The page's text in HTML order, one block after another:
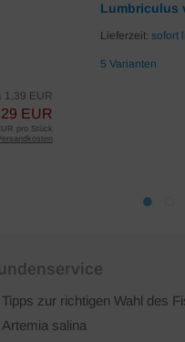
1,39 EUR
EUR
pro Stück
Lumbriculus
Lieferzeit: sofort
5 Varianten
Tipps zur richtigen Wahl des
Artemia salina